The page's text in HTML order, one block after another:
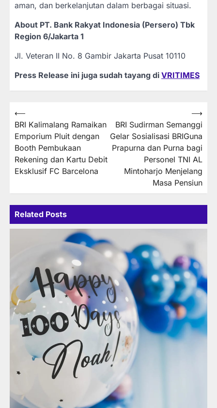
aman, dan berkelanjutan dalam berbagai situasi.
About PT. Bank Rakyat Indonesia (Persero) Tbk
Region 6/Jakarta 1
Jl. Veteran II No. 8 Gambir Jakarta Pusat 10110
Press Release ini juga sudah tayang di VRITIMES
Post
navigation
⟵
BRI Kalimalang Ramaikan
Emporium Pluit dengan
Booth Pembukaan
Rekening dan Kartu Debit
Eksklusif FC Barcelona
BRI Sudirman Semanggi
Gelar Sosialisasi BRIGuna
Prapurna dan Purna bagi
Personel TNI AL
Mintoharjo Menjelang
Masa Pensiun
⟶
Related Posts